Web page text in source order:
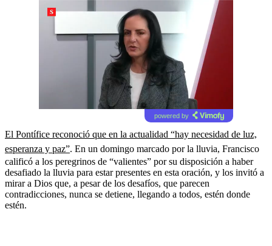
powered by
El Pontífice reconoció que en la actualidad “hay necesidad de luz,
esperanza y paz”. En un domingo marcado por la lluvia, Francisco
calificó a los peregrinos de “valientes” por su disposición a haber
desafiado la lluvia para estar presentes en esta oración, y los invitó a
mirar a Dios que, a pesar de los desafíos, que parecen
contradicciones, nunca se detiene, llegando a todos, estén donde
estén.